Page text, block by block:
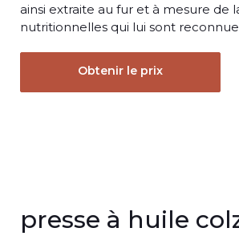
ainsi extraite au fur et à mesure de
nutritionnelles qui lui sont
Obtenir le prix
presse à huile